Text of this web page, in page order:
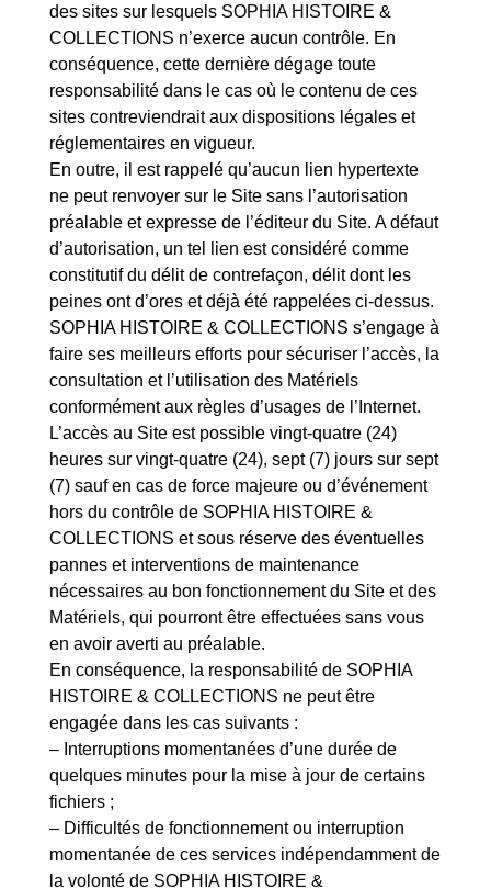
des sites sur lesquels SOPHIA HISTOIRE &
COLLECTIONS n’exerce aucun contrôle. En
conséquence, cette dernière dégage toute
responsabilité dans le cas où le contenu de ces
sites contreviendrait aux dispositions légales et
réglementaires en vigueur.
En outre, il est rappelé qu’aucun lien hypertexte
ne peut renvoyer sur le Site sans l’autorisation
préalable et expresse de l’éditeur du Site. A défaut
d’autorisation, un tel lien est considéré comme
constitutif du délit de contrefaçon, délit dont les
peines ont d’ores et déjà été rappelées ci-dessus.
SOPHIA HISTOIRE & COLLECTIONS s’engage à
faire ses meilleurs efforts pour sécuriser l’accès, la
consultation et l’utilisation des Matériels
conformément aux règles d’usages de l’Internet.
L’accès au Site est possible vingt-quatre (24)
heures sur vingt-quatre (24), sept (7) jours sur sept
(7) sauf en cas de force majeure ou d’événement
hors du contrôle de SOPHIA HISTOIRE &
COLLECTIONS et sous réserve des éventuelles
pannes et interventions de maintenance
nécessaires au bon fonctionnement du Site et des
Matériels, qui pourront être effectuées sans vous
en avoir averti au préalable.
En conséquence, la responsabilité de SOPHIA
HISTOIRE & COLLECTIONS ne peut être
engagée dans les cas suivants :
– Interruptions momentanées d’une durée de
quelques minutes pour la mise à jour de certains
fichiers ;
– Difficultés de fonctionnement ou interruption
momentanée de ces services indépendamment de
la volonté de SOPHIA HISTOIRE &